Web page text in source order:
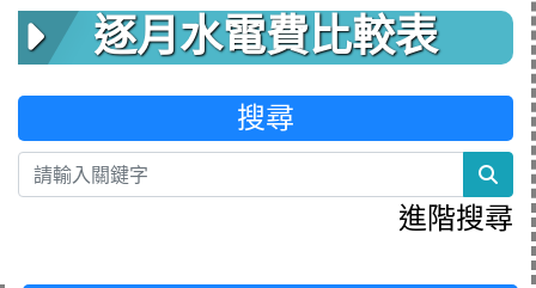
逐月水電費比較表
搜尋
進階搜尋